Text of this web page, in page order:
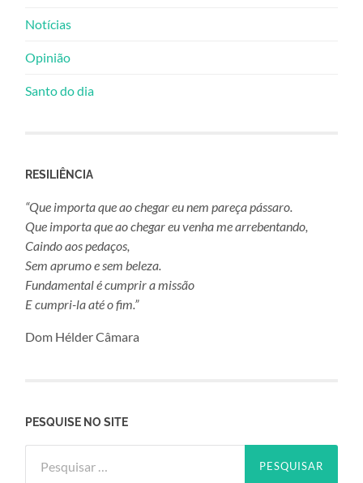
Notícias
Opinião
Santo do dia
RESILIÊNCIA
“Que importa que ao chegar eu nem pareça pássaro.
Que importa que ao chegar eu venha me arrebentando,
Caindo aos pedaços,
Sem aprumo e sem beleza.
Fundamental é cumprir a missão
E cumpri-la até o fim.”
Dom Hélder Câmara
PESQUISE NO SITE
por: